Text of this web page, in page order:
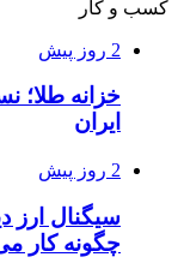
کسب و کار
2 روز پیش
خزانه طلا؛
ایران
2 روز پیش
سیگنال
چگونه کار